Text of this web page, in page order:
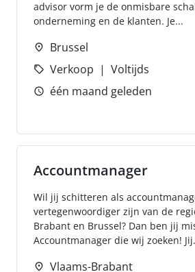
advisor vorm je de onmisbare
onderneming en de klanten. Je...
Brussel
Verkoop
Voltijds
één maand geleden
Accountmanager
Wil jij schitteren als
vertegenwoordiger zijn van de
Brabant en Brussel? Dan ben jij
Accountmanager die wij zoeken!
Vlaams-Brabant